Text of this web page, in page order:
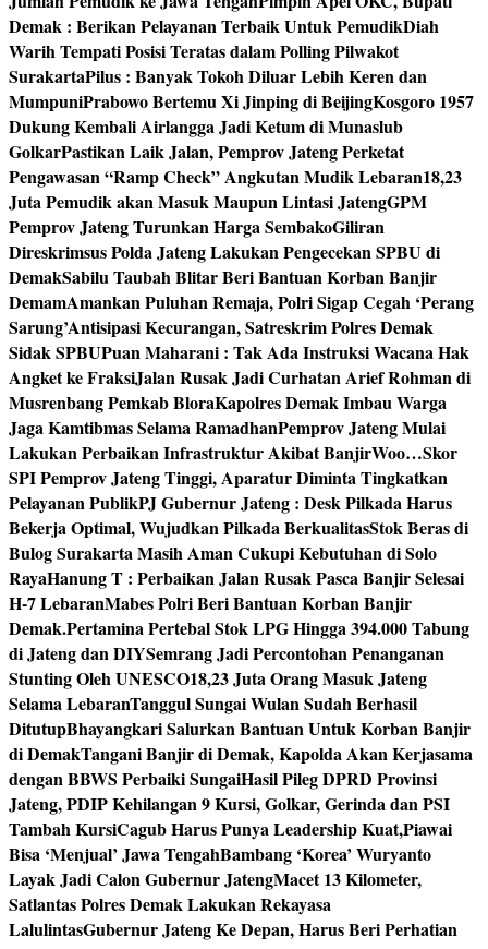
Demak : Berikan Pelayanan Terbaik Untuk PemudikDiah
Warih Tempati Posisi Teratas dalam Polling Pilwakot
SurakartaPilus : Banyak Tokoh Diluar Lebih Keren dan
MumpuniPrabowo Bertemu Xi Jinping di BeijingKosgoro 1957
Dukung Kembali Airlangga Jadi Ketum di Munaslub
GolkarPastikan Laik Jalan, Pemprov Jateng Perketat
Pengawasan “Ramp Check” Angkutan Mudik Lebaran18,23
Juta Pemudik akan Masuk Maupun Lintasi JatengGPM
Pemprov Jateng Turunkan Harga SembakoGiliran
Direskrimsus Polda Jateng Lakukan Pengecekan SPBU di
DemakSabilu Taubah Blitar Beri Bantuan Korban Banjir
DemamAmankan Puluhan Remaja, Polri Sigap Cegah ‘Perang
Sarung’Antisipasi Kecurangan, Satreskrim Polres Demak
Sidak SPBUPuan Maharani : Tak Ada Instruksi Wacana Hak
Angket ke FraksiJalan Rusak Jadi Curhatan Arief Rohman di
Musrenbang Pemkab BloraKapolres Demak Imbau Warga
Jaga Kamtibmas Selama RamadhanPemprov Jateng Mulai
Lakukan Perbaikan Infrastruktur Akibat BanjirWoo…Skor
SPI Pemprov Jateng Tinggi, Aparatur Diminta Tingkatkan
Pelayanan PublikPJ Gubernur Jateng : Desk Pilkada Harus
Bekerja Optimal, Wujudkan Pilkada BerkualitasStok Beras di
Bulog Surakarta Masih Aman Cukupi Kebutuhan di Solo
RayaHanung T : Perbaikan Jalan Rusak Pasca Banjir Selesai
H-7 LebaranMabes Polri Beri Bantuan Korban Banjir
Demak.Pertamina Pertebal Stok LPG Hingga 394.000 Tabung
di Jateng dan DIYSemrang Jadi Percontohan Penanganan
Stunting Oleh UNESCO18,23 Juta Orang Masuk Jateng
Selama LebaranTanggul Sungai Wulan Sudah Berhasil
DitutupBhayangkari Salurkan Bantuan Untuk Korban Banjir
di DemakTangani Banjir di Demak, Kapolda Akan Kerjasama
dengan BBWS Perbaiki SungaiHasil Pileg DPRD Provinsi
Jateng, PDIP Kehilangan 9 Kursi, Golkar, Gerinda dan PSI
Tambah KursiCagub Harus Punya Leadership Kuat,Piawai
Bisa ‘Menjual’ Jawa TengahBambang ‘Korea’ Wuryanto
Layak Jadi Calon Gubernur JatengMacet 13 Kilometer,
Satlantas Polres Demak Lakukan Rekayasa
LalulintasGubernur Jateng Ke Depan, Harus Beri Perhatian